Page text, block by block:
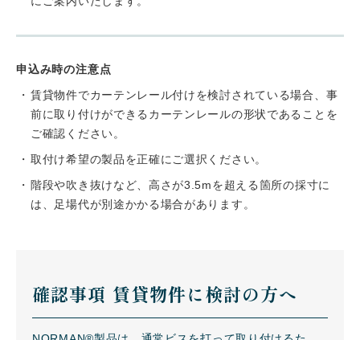
申込み時の注意点
賃貸物件でカーテンレール付けを検討されている場合、事
前に取り付けができるカーテンレールの形状であることを
ご確認ください。
取付け希望の製品を正確にご選択ください。
階段や吹き抜けなど、高さが3.5mを超える箇所の採寸に
は、足場代が別途かかる場合があります。
確認事項 賃貸物件に検討の方へ